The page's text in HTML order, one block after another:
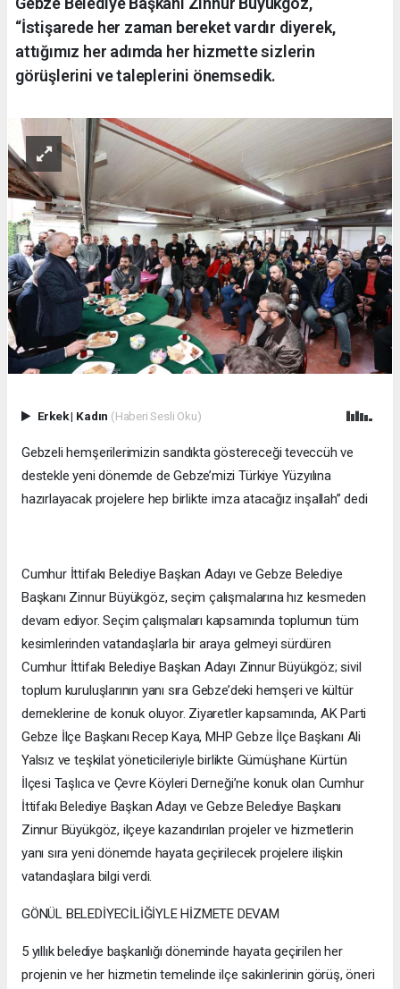
“İstişarede her zaman bereket vardır diyerek,
attığımız her adımda her hizmette sizlerin
görüşlerini ve taleplerini önemsedik.
Erkek| Kadın (Haberi Sesli Oku)
Gebzeli hemşerilerimizin sandıkta göstereceği teveccüh ve
destekle yeni dönemde de Gebze’mizi Türkiye Yüzyılına
hazırlayacak projelere hep birlikte imza atacağız inşallah” dedi
Cumhur İttifakı Belediye Başkan Adayı ve Gebze Belediye
Başkanı Zinnur Büyükgöz, seçim çalışmalarına hız kesmeden
devam ediyor. Seçim çalışmaları kapsamında toplumun tüm
kesimlerinden vatandaşlarla bir araya gelmeyi sürdüren
Cumhur İttifakı Belediye Başkan Adayı Zinnur Büyükgöz; sivil
toplum kuruluşlarının yanı sıra Gebze’deki hemşeri ve kültür
derneklerine de konuk oluyor. Ziyaretler kapsamında, AK Parti
Gebze İlçe Başkanı Recep Kaya, MHP Gebze İlçe Başkanı Ali
Yalsız ve teşkilat yöneticileriyle birlikte Gümüşhane Kürtün
İlçesi Taşlıca ve Çevre Köyleri Derneği’ne konuk olan Cumhur
İttifakı Belediye Başkan Adayı ve Gebze Belediye Başkanı
Zinnur Büyükgöz, ilçeye kazandırılan projeler ve hizmetlerin
yanı sıra yeni dönemde hayata geçirilecek projelere ilişkin
vatandaşlara bilgi verdi.
GÖNÜL BELEDİYECİLİĞİYLE HİZMETE DEVAM
5 yıllık belediye başkanlığı döneminde hayata geçirilen her
projenin ve her hizmetin temelinde ilçe sakinlerinin görüş, öneri